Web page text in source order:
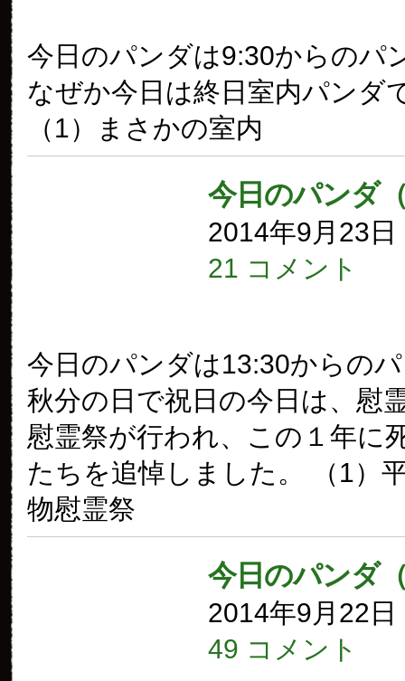
今日のパンダは9:30からのパ
なぜか今日は終日室内パンダ
（1）まさかの室内
今日のパンダ
2014年9月23日
21 コメント
今日のパンダは13:30からの
秋分の日で祝日の今日は、慰
慰霊祭が行われ、この１年に
たちを追悼しました。 （1）
物慰霊祭
今日のパンダ
2014年9月22日
49 コメント